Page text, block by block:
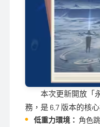
本次更新開放「
務，是 6.7 版本的核
低重力環境： 角色